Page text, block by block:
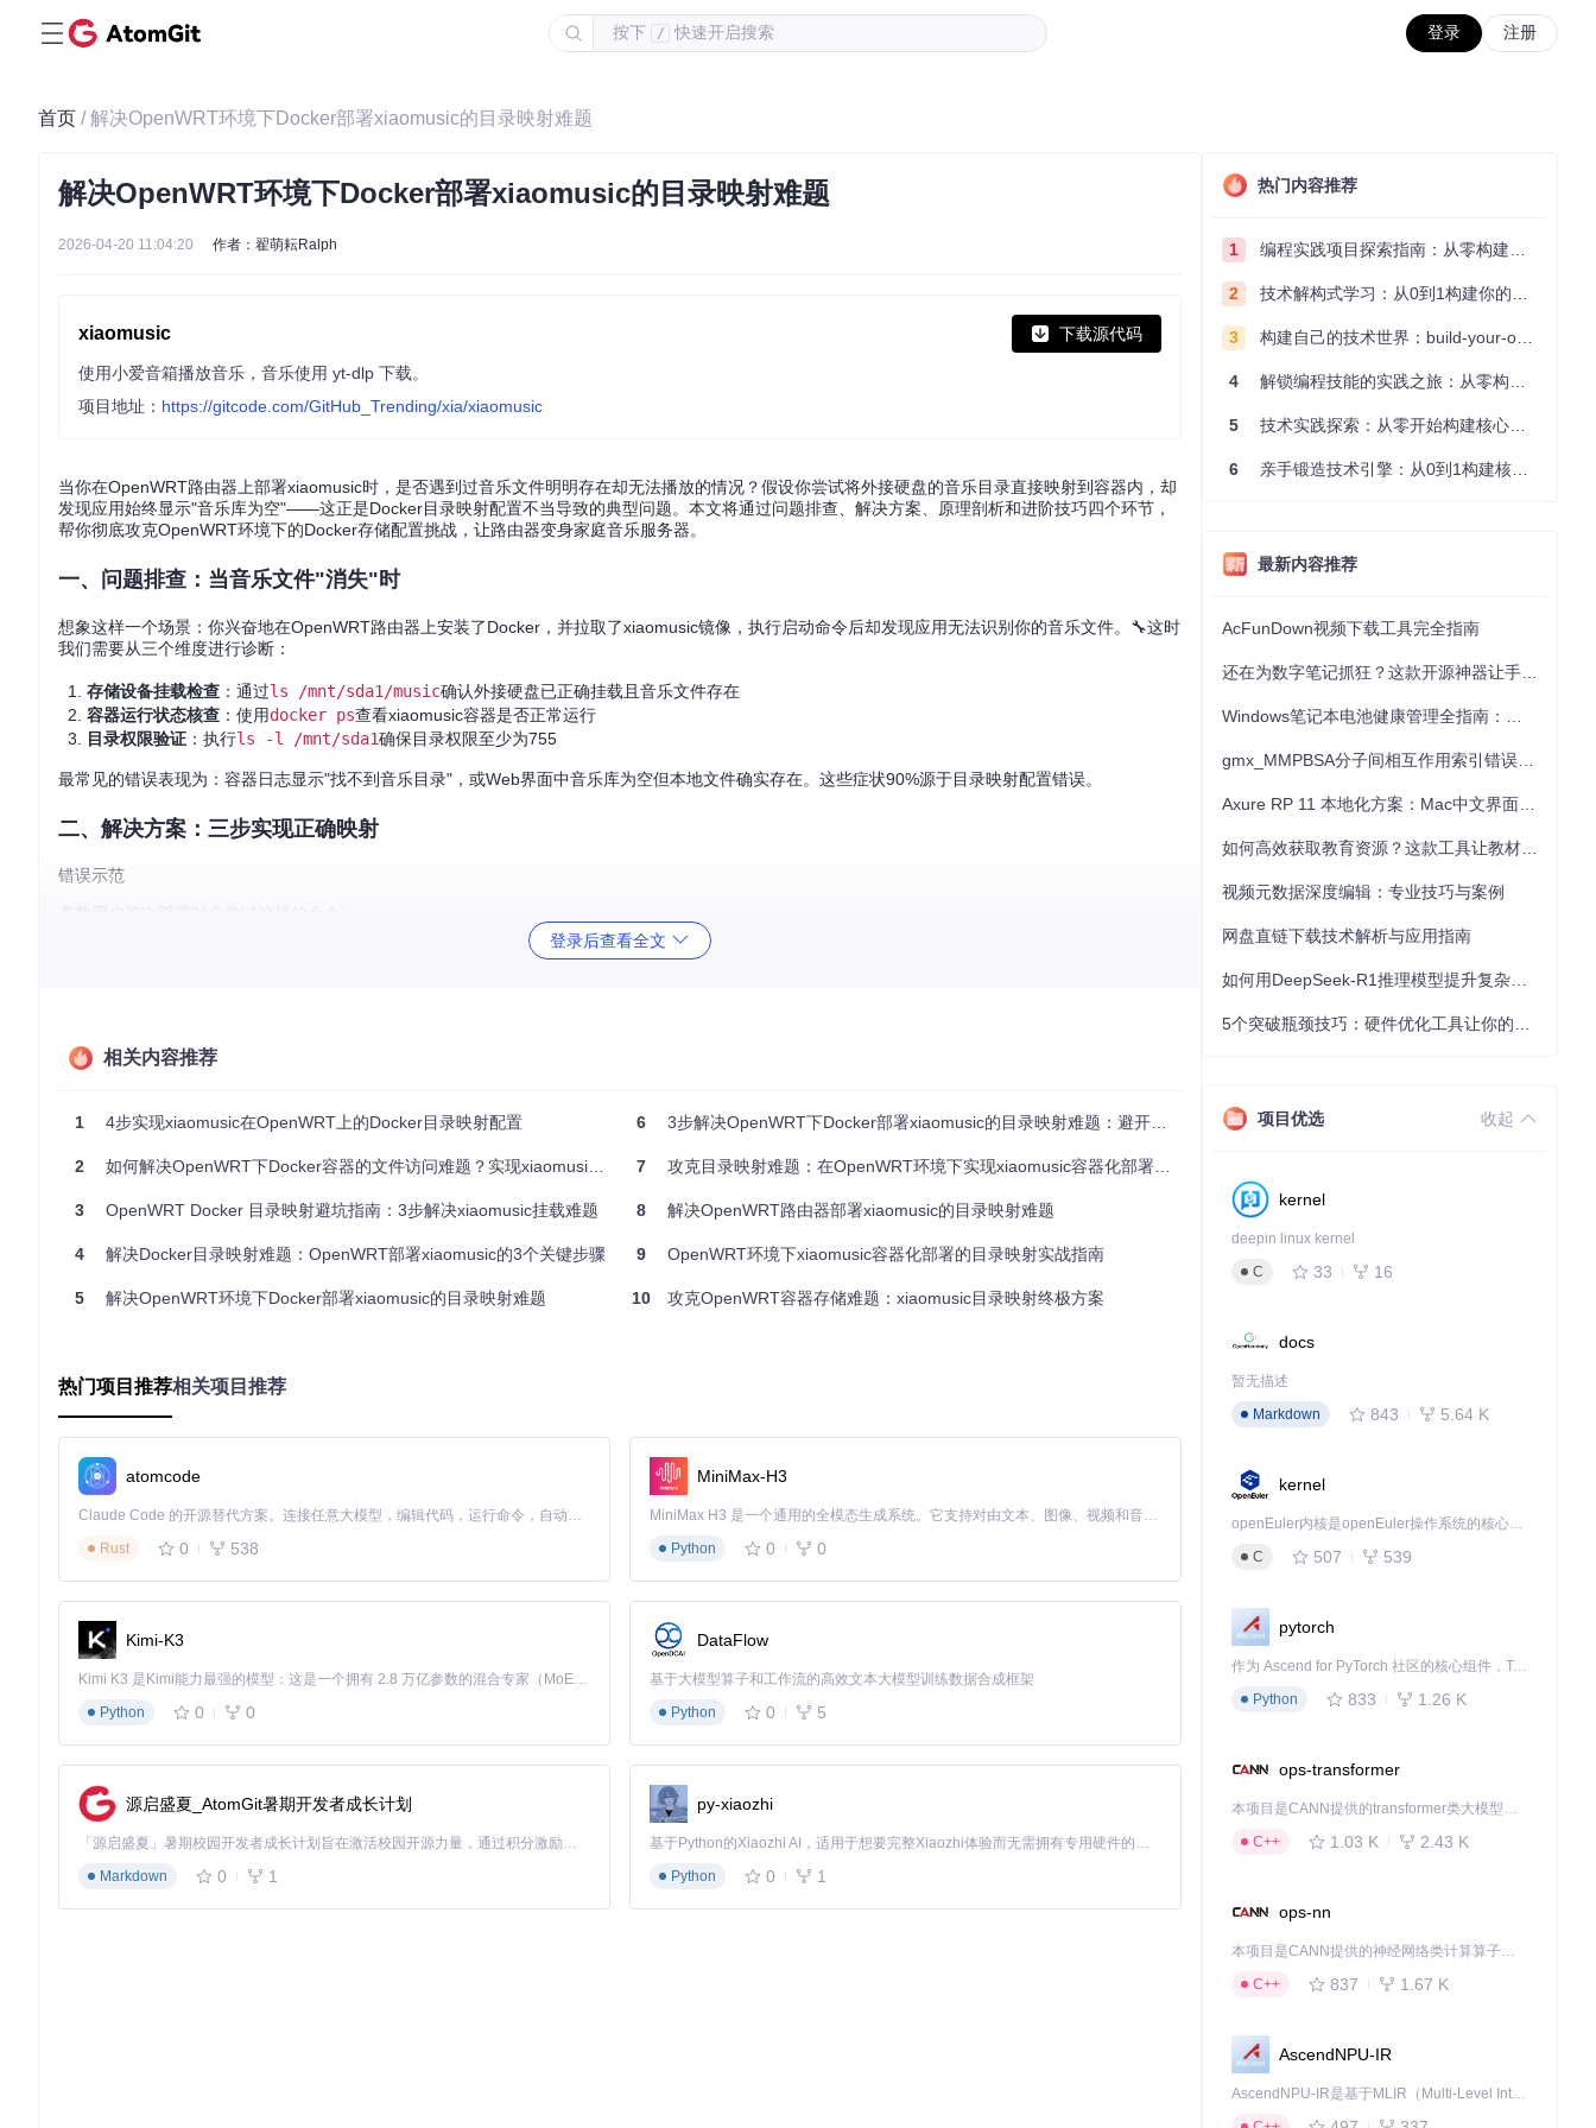
按下 / 快速开启搜索 登录 注册
首页 / 解决OpenWRT环境下Docker部署xiaomusic的目录映射难题
解决OpenWRT环境下Docker部署xiaomusic的目录映射难题
2026-04-20 11:04:20 作者：翟萌耘Ralph
xiaomusic 下载源代码
使用小爱音箱播放音乐，音乐使用 yt-dlp 下载。
项目地址： https://gitcode.com/GitHub_Trending/xia/xiaomusic
当你在OpenWRT路由器上部署xiaomusic时，是否遇到过音乐文件明明存在却无法播放的情况？假设你尝试将外接硬盘的音乐目录直接映射到容器内，却
发现应用始终显示"音乐库为空"——这正是Docker目录映射配置不当导致的典型问题。本文将通过问题排查、解决方案、原理剖析和进阶技巧四个环节，
帮你彻底攻克OpenWRT环境下的Docker存储配置挑战，让路由器变身家庭音乐服务器。
一、问题排查：当音乐文件"消失"时
想象这样一个场景：你兴奋地在OpenWRT路由器上安装了Docker，并拉取了xiaomusic镜像，执行启动命令后却发现应用无法识别你的音乐文件。🔧这时
我们需要从三个维度进行诊断：
存储设备挂载检查 ：通过ls /mnt/sda1/music确认外接硬盘已正确挂载且音乐文件存在
容器运行状态核查 ：使用docker ps查看xiaomusic容器是否正常运行
目录权限验证 ：执行ls -l /mnt/sda1确保目录权限至少为755
最常见的错误表现为：容器日志显示"找不到音乐目录"，或Web界面中音乐库为空但本地文件确实存在。这些症状90%源于目录映射配置错误。
二、解决方案：三步实现正确映射
错误示范
这种将本地路径直接映射到容器相同路径的方式，看似直观却违背了应用设计规范，导致xiaomusic无法定位音乐文件。
/app/conf：配置文件存放位置
错误映射方式的问题在于：
容器内应用不知道外部存储的自定义路径
正确的目录映射命令应该是：
docker run -p 8090:8090 \
  -v /mnt/sda1/music:/app/music \
  -v /etc/xiaomusic:/app/conf \
参数解释表格
参数
说明
作用
-v /mnt/sda1/music:/app/music
本地音乐库→容器内标准音乐路径
-v /etc/xiaomusic:/app/conf
配置目录映射 持久化存储应用配置
三、原理剖析：容器文件系统隔离机制
Docker的核心优势在于容器化带来的环境隔离，这也是目录映射容易出错的根本原因。每个容器都拥有独立的文件系统，就像一个封闭的房间，只有通
过"窗户"(目录映射)才能与外部世界交换数据。
登录后查看全文
相关内容推荐
1 4步实现xiaomusic在OpenWRT上的Docker目录映射配置
2 如何解决OpenWRT下Docker容器的文件访问难题？实现xiaomusic音乐库无缝挂载
3 OpenWRT Docker 目录映射避坑指南：3步解决xiaomusic挂载难题
4 解决Docker目录映射难题：OpenWRT部署xiaomusic的3个关键步骤
5 解决OpenWRT环境下Docker部署xiaomusic的目录映射难题
6 3步解决OpenWRT下Docker部署xiaomusic的目录映射难题：避开90%用户踩坑指南
7 攻克目录映射难题：在OpenWRT环境下实现xiaomusic容器化部署的创新方案
8 解决OpenWRT路由器部署xiaomusic的目录映射难题
9 OpenWRT环境下xiaomusic容器化部署的目录映射实战指南
10 攻克OpenWRT容器存储难题：xiaomusic目录映射终极方案
热门项目推荐相关项目推荐
atomcode
Claude Code 的开源替代方案。连接任意大模型，编辑代码，运行命令，自动验证 — 全自动执行。用 Rust 构建，极致性能。 ｜ An open-source alternative to Claude Code. Connect any LLM, edit code, run commands, and verify changes — autonomously. Built in Rust for speed. Get Started
Rust
0 538
MiniMax-H3
MiniMax H3 是一个通用的全模态生成系统。它支持对由文本、图像、视频和音频组成的多模态上下文进行统一理解，并能生成分辨率高达 2K、时长可达 15 秒的带原生立体声音频的视频。得益于面向任务泛化的系统设计，H3 在预训练阶段就已具备广泛的多模态上下文理解与生成能力，能够出色地执行复杂的多模态指令。
Python
0 0
Kimi-K3
Kimi K3 是Kimi能力最强的模型：这是一个拥有 2.8 万亿参数的混合专家（MoE）模型，具备原生视觉理解能力，并支持 100 万 token 的上下文窗口。
Python
0 0
DataFlow
基于大模型算子和工作流的高效文本大模型训练数据合成框架
Python
0 5
源启盛夏_AtomGit暑期开发者成长计划
「源启盛夏」暑期校园开发者成长计划旨在激活校园开源力量，通过积分激励、认证扶持、资源倾斜等形式，引导高校组织和开发者完成「入驻 — 建项目 — 做贡献 — 获认证 — 得资源」的完整闭环。无论你是想带领社团入驻平台的组织者，还是希望用代码贡献证明自己的开发者，都能在这里找到属于你的成长路径。
Markdown
0 1
py-xiaozhi
基于Python的Xiaozhi AI，适用于想要完整Xiaozhi体验而无需拥有专用硬件的用户。
Python
0 1
热门内容推荐
1 编程实践项目探索指南：从零构建技术能力体系
2 技术解构式学习：从0到1构建你的编程知识体系
3 构建自己的技术世界：build-your-own-x项目的实践探索指南
4 解锁编程技能的实践之旅：从零构建你的技术世界
5 技术实践探索：从零开始构建核心系统的实践指南
6 亲手锻造技术引擎：从0到1构建核心系统的实践指南
最新内容推荐
AcFunDown视频下载工具完全指南
视频元数据深度编辑：专业技巧与案例
网盘直链下载技术解析与应用指南
项目优选 收起
kernel
deepin linux kernel
C
33 16
docs
暂无描述
Markdown
843 5.64 K
kernel
openEuler内核是openEuler操作系统的核心，既是系统性能与稳定性的基石，也是连接处理器、设备与服务的桥梁。
C
507 539
pytorch
作为 Ascend for PyTorch 社区的核心组件，TorchNPU 是昇腾专为 PyTorch 打造的深度学习适配插件，使 PyTorch 框架能够直接调用昇腾 NPU，为开发者提供昇腾 AI 处理器的超强算力。
Python
833 1.26 K
ops-transformer
本项目是CANN提供的transformer类大模型算子库，实现网络在NPU上加速计算。
C++
1.03 K 2.43 K
ops-nn
本项目是CANN提供的神经网络类计算算子库，实现网络在NPU上加速计算。
C++
837 1.67 K
AscendNPU-IR
AscendNPU-IR是基于MLIR（Multi-Level Intermediate Representation）构建的，面向昇腾亲和算子编译时使用的中间表示，提供昇腾完备表达能力，通过编译优化提升昇腾AI处理器计算效率，支持通过生态框架使能昇腾AI处理器与深度调优